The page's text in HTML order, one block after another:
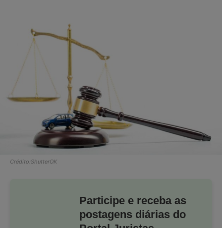
Crédito:ShutterOK
Participe e receba as
postagens diárias do